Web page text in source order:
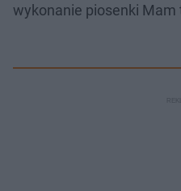
wykonanie piosenki Mam